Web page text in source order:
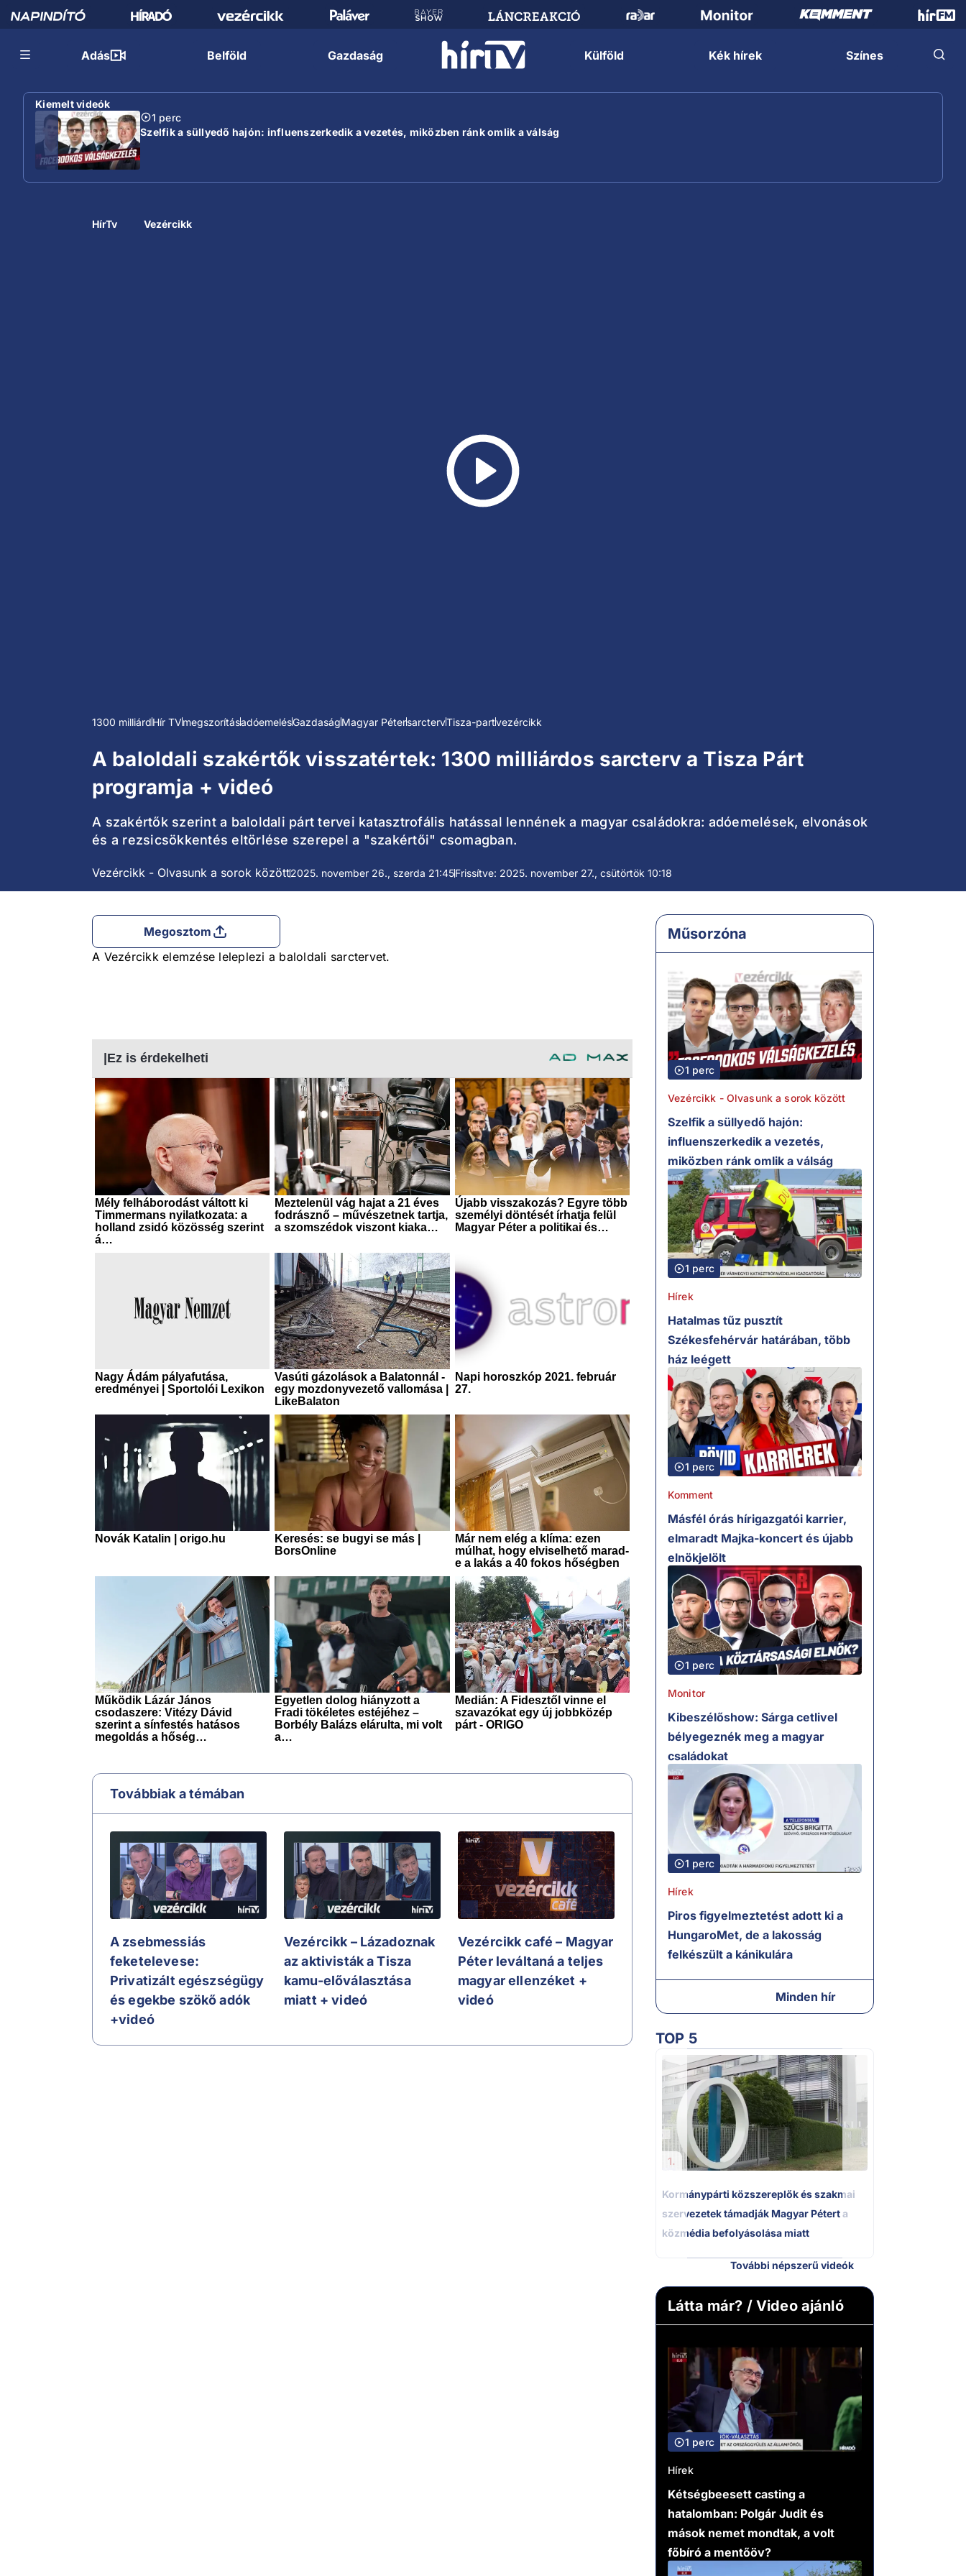
Adás Belföld Gazdaság Külföld Kék hírek Színes
Kiemelt videók
1 perc
Szelfik a süllyedő hajón: influenszerkedik a vezetés, miközben ránk omlik a válság
HírTv Vezércikk
1300 milliárdHír TVmegszorításadóemelésGazdaságMagyar PétersarctervTisza-partvezércikk
A baloldali szakértők visszatértek: 1300 milliárdos sarcterv a Tisza Párt
programja + videó
A szakértők szerint a baloldali párt tervei katasztrofális hatással lennének a magyar családokra: adóemelések, elvonások
és a rezsicsökkentés eltörlése szerepel a "szakértői" csomagban.
Vezércikk - Olvasunk a sorok között2025. november 26., szerda 21:45Frissítve: 2025. november 27., csütörtök 10:18
Megosztom
A Vezércikk elemzése leleplezi a baloldali sarctervet.
Továbbiak a témában
A zsebmessiás
feketelevese:
Privatizált egészségügy
és egekbe szökő adók
+videó
Vezércikk – Lázadoznak
az aktivisták a Tisza
kamu-előválasztása
miatt + videó
Vezércikk café – Magyar
Péter leváltaná a teljes
magyar ellenzéket +
videó
Műsorzóna
1 perc
Vezércikk - Olvasunk a sorok között
Szelfik a süllyedő hajón:
influenszerkedik a vezetés,
miközben ránk omlik a válság
1 perc
Hírek
Hatalmas tűz pusztít
Székesfehérvár határában, több
ház leégett
1 perc
Komment
Másfél órás hírigazgatói karrier,
elmaradt Majka-koncert és újabb
elnökjelölt
1 perc
Monitor
Kibeszélőshow: Sárga cetlivel
bélyegeznék meg a magyar
családokat
1 perc
Hírek
Piros figyelmeztetést adott ki a
HungaroMet, de a lakosság
felkészült a kánikulára
Minden hír
TOP 5
1.
Kormánypárti közszereplők és szakmai
szervezetek támadják Magyar Pétert a
közmédia befolyásolása miatt
További népszerű videók
Látta már? / Video ajánló
1 perc
Hírek
Kétségbeesett casting a
hatalomban: Polgár Judit és
mások nemet mondtak, a volt
főbíró a mentőöv?